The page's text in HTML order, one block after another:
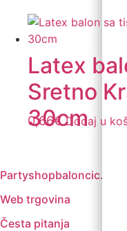
Latex
Sretno
30cm
0,66€ Dodaj u
Partyshopbaloncic.hr
Web trgovina
Česta pitanja